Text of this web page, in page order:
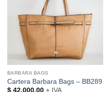
BARBARA BAGS
Cartera Barbara Bags – BB289
$42.000,00+ IVA